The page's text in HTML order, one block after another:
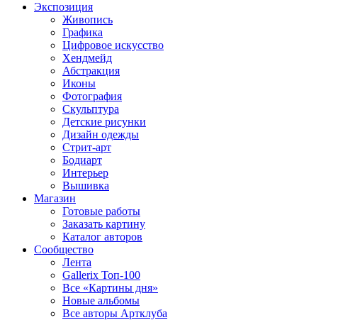
Экспозиция
Живопись
Графика
Цифровое искусство
Хендмейд
Абстракция
Иконы
Фотография
Скульптура
Детские рисунки
Дизайн одежды
Стрит-арт
Бодиарт
Интерьер
Вышивка
Магазин
Готовые работы
Заказать картину
Каталог авторов
Сообщество
Лента
Gallerix Топ-100
Все «Картины дня»
Новые альбомы
Все авторы Артклуба